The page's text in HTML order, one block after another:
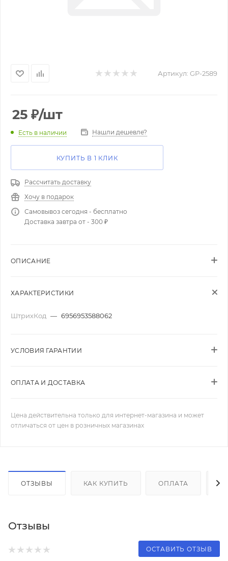
Артикул: GP-2589
25 ₽/шт
Есть в наличии Нашли дешевле?
КУПИТЬ В 1 КЛИК
Рассчитать доставку
Хочу в подарок
Самовывоз сегодня - бесплатно
Доставка завтра от - 300 ₽
ОПИСАНИЕ
ХАРАКТЕРИСТИКИ
ШтрихКод — 6956953588062
УСЛОВИЯ ГАРАНТИИ
ОПЛАТА И ДОСТАВКА
Цена действительна только для интернет-магазина и может
отличаться от цен в розничных магазинах
ОТЗЫВЫ КАК КУПИТЬ ОПЛАТА
Отзывы
ОСТАВИТЬ ОТЗЫВ